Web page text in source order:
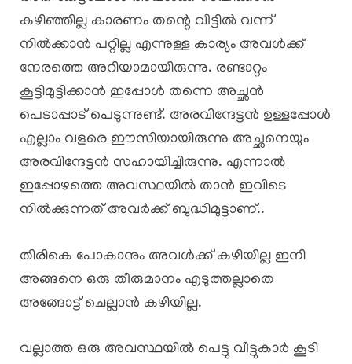
കഴിഞ്ഞില്ല കാരണം തന്റെ വീട്ടിൽ വന്ന്
നിൽക്കാൻ പറ്റില്ല എന്നുള്ള കാര്യം അവൾക്ക്
നേരത്തെ അറിയാമായിരുന്നു. രണ്ടാറ്റം
കൂട്ടിമുട്ടിക്കാൻ ഇപ്പോൾ തന്നെ അച്ഛൻ
പെടാപ്പാട് പെടുന്നുണ്ട്. അരവിന്ദേട്ടൻ ഉള്ളപ്പോൾ
എല്ലാം വളരെ ഈസിയായിരുന്നു അച്ഛനെയും
അരവിന്ദേട്ടൻ സഹായിച്ചിരുന്നു. എന്നാൽ
ഇപ്പോഴത്തെ അവസ്ഥയിൽ താൻ ഇവിടെ
നിൽക്കുന്നത് അവർക്ക് ബുദ്ധിമുട്ടാണ്..
തിരികെ പോകാനും അവൾക്ക് കഴിയില്ല ഇനി
അങ്ങനെ ഒരു തീരുമാനം എടുത്തല്ലാതെ
അങ്ങോട്ട് ചെല്ലാൻ കഴിയില്ല.
വല്ലാത്ത ഒരു അവസ്ഥയിൽ പെട്ടു വീട്ടുകാർ കൂടി